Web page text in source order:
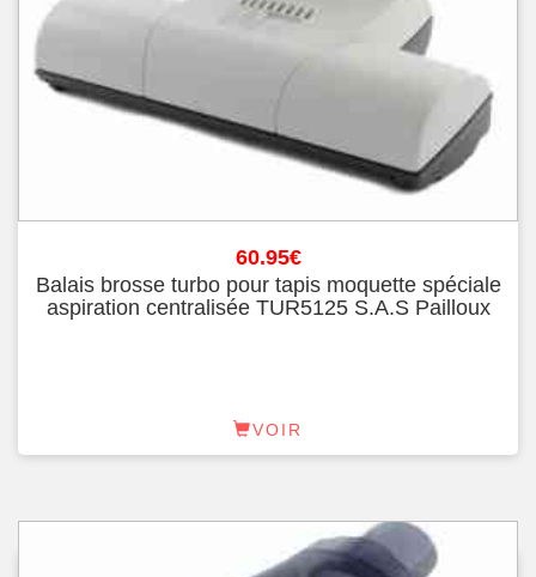
60.95€
Balais brosse turbo pour tapis moquette spéciale
aspiration centralisée TUR5125 S.A.S Pailloux
VOIR